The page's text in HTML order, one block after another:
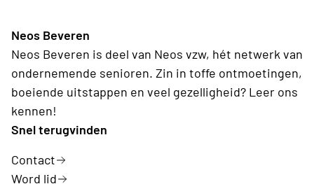
Neos Beveren
Neos Beveren is deel van Neos vzw, hét netwerk van
ondernemende senioren. Zin in toffe ontmoetingen,
boeiende uitstappen en veel gezelligheid? Leer ons
kennen!
Snel terugvinden
Contact
Word lid